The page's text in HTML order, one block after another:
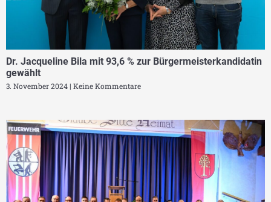
Dr. Jacqueline Bila mit 93,6 % zur Bürgermeisterkandidatin
gewählt
3. November 2024 Keine Kommentare